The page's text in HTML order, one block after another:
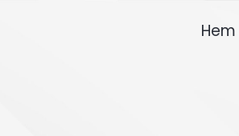
Hem